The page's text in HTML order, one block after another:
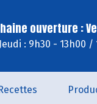
ouverture :
Jeudi : 9h30 - 13h00 /